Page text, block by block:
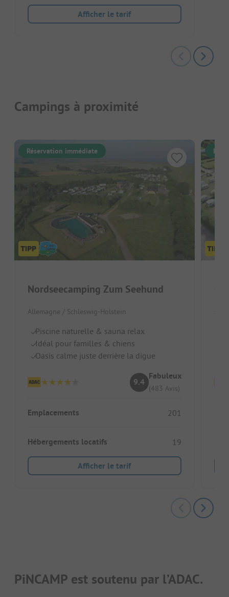
Afficher le tarif
Campings à proximité
Réservation immédiate
Nordseecamping Zum Seehund
Allemagne / Schleswig-Holstein
Piscine naturelle & sauna relax
Idéal pour familles & chiens
Oasis calme juste derrière la digue
9.4
Fabuleux
(483 Avis)
Emplacements 201
Hébergements locatifs 19
Afficher le tarif
PiNCAMP est soutenu par l’ADAC.